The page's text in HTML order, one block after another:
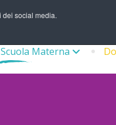
dei social media.
Scuola Materna